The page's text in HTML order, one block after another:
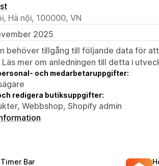
Hà nội, 100000, VN
2025
behöver tillgång till följande data för
Läs mer om anledningen till detta i
och medarbetaruppgifter:
redigera butiksuppgifter:
Webbshop, Shopify admin
Bar